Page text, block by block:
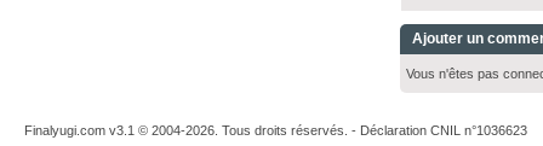
Ajouter un
Vous n'êtes pas
Finalyugi.com v3.1 © 2004-2026. Tous droits réservés. - Déclaration CNIL n°1036623